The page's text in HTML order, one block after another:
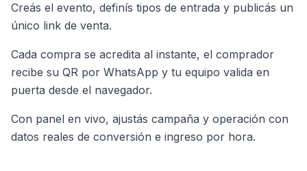
Creás el evento, definís tipos de entrada y publicás un
único link de venta.
Cada compra se acredita al instante, el comprador
recibe su QR por WhatsApp y tu equipo valida en
puerta desde el navegador.
Con panel en vivo, ajustás campaña y operación con
datos reales de conversión e ingreso por hora.